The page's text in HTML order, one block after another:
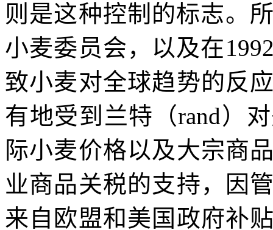
则是这种控制的标志。
小麦委员会，以及在
致小麦对全球趋势的反
有地受到兰特（rand）
际小麦价格以及大宗商
业商品关税的支持，因
来自欧盟和美国政府补